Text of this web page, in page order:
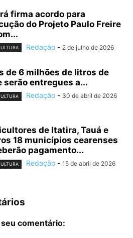
firma acordo para
do Projeto Paulo Freire
Redação - 2 de julho de 2026
de 6 milhões de litros de
serão entregues a...
Redação - 30 de abril de 2026
de Itatira, Tauá e
18 municípios cearenses
pagamento...
Redação - 15 de abril de 2026
comentário: